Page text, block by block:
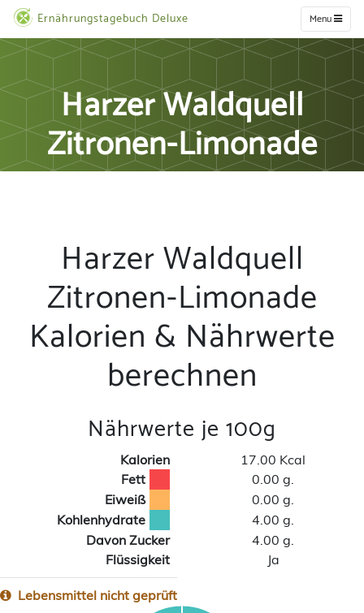
Ernährungstagebuch Deluxe Menu
Harzer Waldquell
Zitronen-Limonade
Harzer Waldquell
Zitronen-Limonade
Kalorien & Nährwerte
berechnen
Nährwerte je 100g
Kalorien
17.00 Kcal
Fett
0.00 g.
Eiweiß
0.00 g.
Kohlenhydrate
4.00 g.
Davon Zucker
4.00 g.
Flüssigkeit
Ja
Lebensmittel nicht geprüft